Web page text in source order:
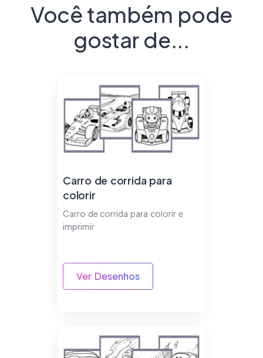
Você também pode
gostar de...
Carro de corrida para
colorir
Carro de corrida para colorir e
imprimir
Ver Desenhos